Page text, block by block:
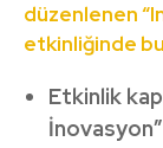
düzenlenen
etkinliğinde
Etkinlik